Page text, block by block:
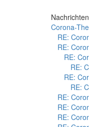
Corona-
RE:
RE:
RE:
RE:
RE:
RE:
RE:
RE:
RE: